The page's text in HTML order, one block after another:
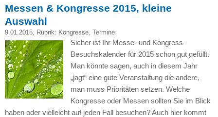
Messen & Kongresse 2015, kleine
Auswahl
9.01.2015, Rubrik: Kongresse, Termine
Sicher ist Ihr Messe- und Kongress-
Besuchskalender für 2015 schon gut gefüllt.
Man könnte sagen, auch in diesem Jahr
„jagt“ eine gute Veranstaltung die andere,
man muss Prioritäten setzen. Welche
Kongresse oder Messen sollten Sie im Blick
haben oder vielleicht auf jeden Fall besuchen? Auch hier kommt